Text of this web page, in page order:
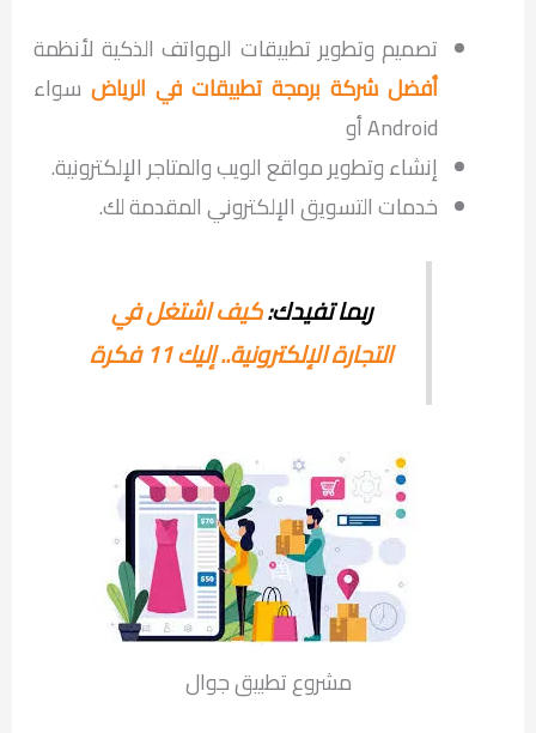
تصميم وتطوير تطبيقات الهواتف الذكية لأنظمة
أفضل شركة برمجة تطبيقات في الرياض سواء
Android أو
إنشاء وتطوير مواقع الويب والمتاجر الإلكترونية.
خدمات التسويق الإلكتروني المقدمة لك.
ربما تفيدك:كيف اشتغل في
التجارة الإلكترونية.. إليك 11 فكرة
مشروع تطبيق جوال